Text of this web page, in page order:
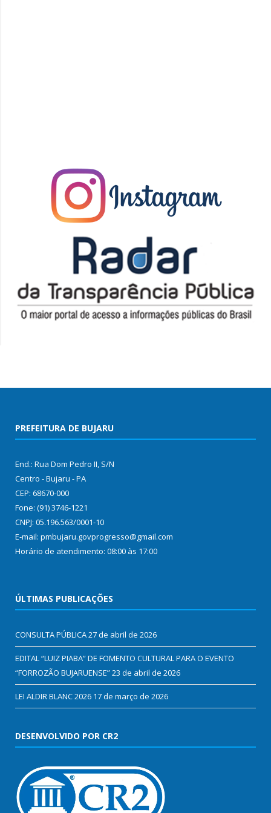
PREFEITURA DE BUJARU
End.: Rua Dom Pedro II, S/N
Centro - Bujaru - PA
CEP: 68670-000
Fone: (91) 3746-1221
CNPJ: 05.196.563/0001-10
E-mail: pmbujaru.govprogresso@gmail.com
Horário de atendimento: 08:00 às 17:00
ÚLTIMAS PUBLICAÇÕES
CONSULTA PÚBLICA27 de abril de 2026
EDITAL “LUIZ PIABA” DE FOMENTO CULTURAL PARA O EVENTO
“FORROZÃO BUJARUENSE”23 de abril de 2026
LEI ALDIR BLANC 2026 17 de março de 2026
DESENVOLVIDO POR CR2